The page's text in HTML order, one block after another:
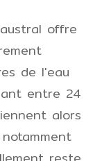
offre
de l'eau
entre 24
alors